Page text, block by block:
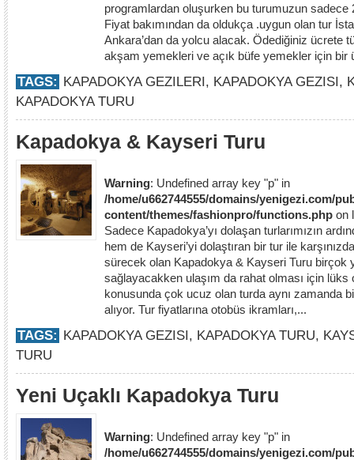
programlardan oluşurken bu turumuzun sadece
Fiyat bakımından da oldukça .uygun olan tur
Ankara’dan da yolcu alacak. Ödediğiniz ücrete
akşam yemekleri ve açık büfe yemekler için
TAGS: KAPADOKYA GEZILERI, KAPADOKYA GEZISI,
KAPADOKYA TURU
Kapadokya & Kayseri Turu
Warning: Undefined array key "p" in
/home/u662744555/domains/yenigezi.com/
content/themes/fashionpro/functions.php on
Sadece Kapadokya’yı dolaşan turlarımızın
hem de Kayseri’yi dolaştıran bir tur ile
sürecek olan Kapadokya & Kayseri Turu birçok
sağlayacakken ulaşım da rahat olması için lüks
konusunda çok ucuz olan turda aynı zamanda
alıyor. Tur fiyatlarına otobüs ikramları,...
TAGS: KAPADOKYA GEZISI, KAPADOKYA TURU,
TURU
Yeni Uçaklı Kapadokya Turu
Warning: Undefined array key "p" in
/home/u662744555/domains/yenigezi.com/